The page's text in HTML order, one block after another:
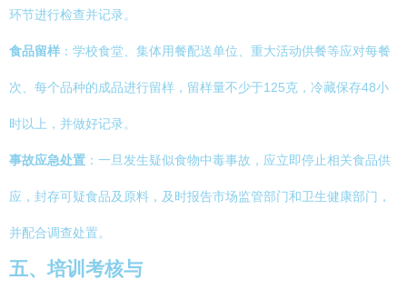
环节进行检查并记录。
食品留样 ：学校食堂、集体用餐配送单位、重大活动供餐等应对每餐
次、每个品种的成品进行留样，留样量不少于125克，冷藏保存48小
时以上，并做好记录。
事故应急处置 ：一旦发生疑似食物中毒事故，应立即停止相关食品供
应，封存可疑食品及原料，及时报告市场监管部门和卫生健康部门，
并配合调查处置。
五、培训考核与